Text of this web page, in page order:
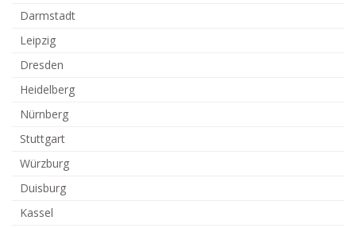
Darmstadt
Leipzig
Dresden
Heidelberg
Nürnberg
Stuttgart
Würzburg
Duisburg
Kassel